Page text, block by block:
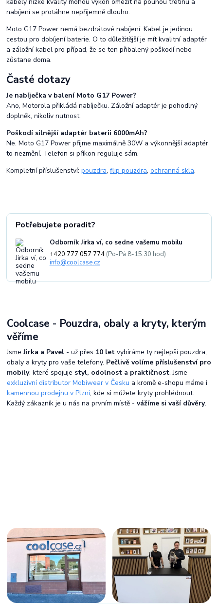
Potřebujete poradit?
Odborník Jirka ví, co sedne vašemu mobilu
+420 777 057 774 (Po-Pá 8-15:30 hod)
info@coolcase.cz
nabíjení se protáhne nepříjemně dlouho.
Moto G17 Power nemá bezdrátové nabíjení. Kabel je jedinou
cestou pro dobíjení baterie. O to důležitější je mít kvalitní adaptér
a záložní kabel pro případ, že se ten přibalený poškodí nebo
zůstane doma.
Časté dotazy
Je nabíječka v balení Moto G17 Power?
Ano, Motorola přikládá nabíječku. Záložní adaptér je pohodlný
doplněk, nikoliv nutnost.
Poškodí silnější adaptér baterii 6000mAh?
Ne. Moto G17 Power přijme maximálně 30W a výkonnější adaptér
to nezmění. Telefon si příkon reguluje sám.
Kompletní příslušenství:pouzdra,flip pouzdra,ochranná skla.
Coolcase - Pouzdra, obaly a kryty, kterým
věříme
JsmeJirka a Pavel - už přes 10 let vybíráme ty nejlepší pouzdra,
obaly a kryty pro vaše telefony. Pečlivě volíme příslušenství pro
mobily, které spojuje styl, odolnost a praktičnost. Jsme
exkluzivní distributor Mobiwear v Česku a kromě e-shopu máme i
kamennou prodejnu v Plzni, kde si můžete kryty prohlédnout.
Každý zákazník je u nás na prvním místě - vážíme si vaší důvěry.